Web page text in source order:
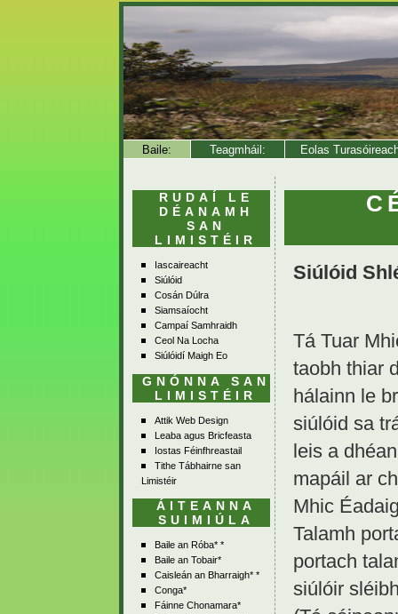
Baile: Teagmháil: Eolas
RUDAÍ LE
DÉANAMH
SAN
LIMISTÉIR
Iascaireacht
Siúlóid
Cosán Dúlra
Siamsaíocht
Campaí Samhraidh
Ceol Na Locha
Siúlóidí Maigh Eo
GNÓNNA SAN
LIMISTÉIR
Attik Web Design
Leaba agus Bricfeasta
Iostas Féinfhreastail
Tithe Tábhairne san
Limistéir
ÁITEANNA
SUIMIÚLA
Baile an Róba* *
Baile an Tobair*
Caisleán an Bharraigh* *
Conga*
Fáinne Chonamara*
Siúlóid
Tá Tuar
taobh thiar
hálainn le
siúlóid sa
leis a
mapáil ar
Mhic
Talamh
portach
siúlóir